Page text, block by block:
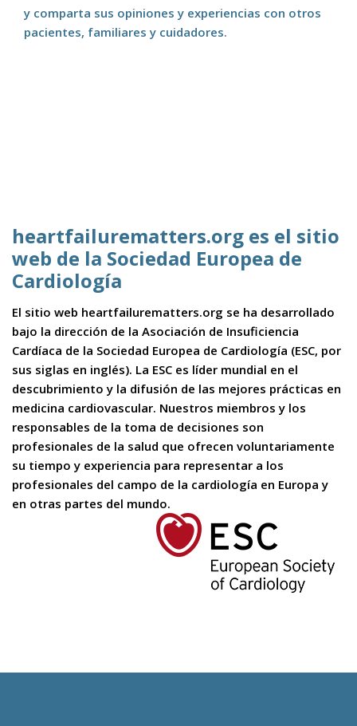
y comparta sus opiniones y experiencias con otros
pacientes, familiares y cuidadores.
heartfailurematters.org es el sitio
web de la Sociedad Europea de
Cardiología
El sitio web heartfailurematters.org se ha desarrollado
bajo la dirección de la Asociación de Insuficiencia
Cardíaca de la Sociedad Europea de Cardiología (ESC, por
sus siglas en inglés). La ESC es líder mundial en el
descubrimiento y la difusión de las mejores prácticas en
medicina cardiovascular. Nuestros miembros y los
responsables de la toma de decisiones son
profesionales de la salud que ofrecen voluntariamente
su tiempo y experiencia para representar a los
profesionales del campo de la cardiología en Europa y
en otras partes del mundo.